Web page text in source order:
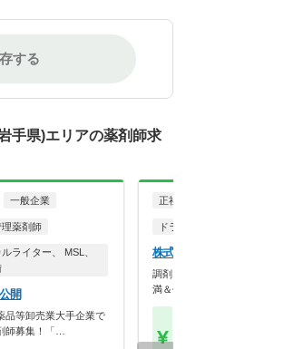
する
手県)エリアの薬剤師求
一般企業
薬剤師
ライター、 MSL、
開
品等卸売業大手企業で
師募集！「…
正社員
ドラッグストア（調剤併設
株式会社ツルハ 釜石店
調剤＋OTCで成長！残業10
満＆休暇充実の大…